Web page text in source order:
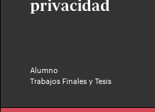
privacidad
Alumno
Trabajos Finales y Tesis